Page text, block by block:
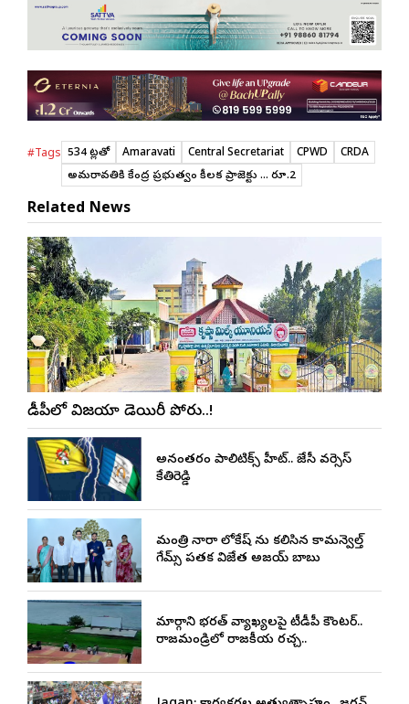
#Tags 534 కోట్లతో Amaravati Central Secretariat CPWD
CRDA
అమరావతికి కేంద్ర ప్రభుత్వం కీలక ప్రాజెక్టు ... రూ.2
Related News
టీడీపీలో విజయా డెయిరీ పోరు..!
అనంతపురం పాలిటిక్స్ హీట్.. జేసీ వర్సెస్
కేతిరెడ్డి
మంత్రి నారా లోకేష్ ను కలిసిన కామన్వెల్త్
గేమ్స్ పతక విజేత అజయ్ బాబు
మార్గాని భరత్ వ్యాఖ్యలపై టీడీపీ కౌంటర్..
రాజమండ్రిలో రాజకీయ రచ్చ..